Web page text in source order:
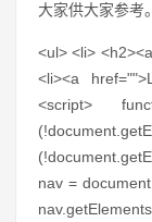
大家供大家参考
<ul> <li>
<li><a
<script>
nav =